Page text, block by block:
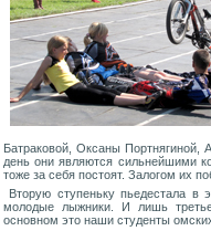
Батраковой, Оксаны Портнягиной,
день они являются сильнейшими
тоже за себя постоят. Залогом их
Вторую ступеньку пьедестала в
молодые лыжники. И лишь
основном это наши студенты